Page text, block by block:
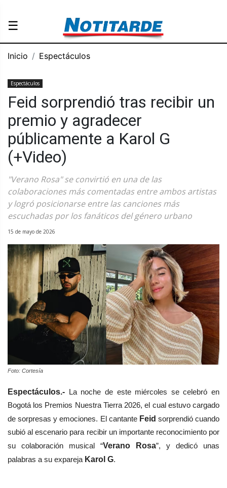
☰
Inicio Espectáculos
Espectáculos
Feid sorprendió tras recibir un
premio y agradecer
públicamente a Karol G
(+Video)
"Verano Rosa" se convirtió en una de las
colaboraciones más comentadas entre ambos artistas
y logró posicionarse entre las canciones más
escuchadas por los fanáticos del género urbano
15 de mayo de 2026
Foto: Cortesía
Espectáculos.- La noche de este miércoles se celebró en
Bogotá los Premios Nuestra Tierra 2026, el cual estuvo cargado
de sorpresas y emociones. El cantanteFeid sorprendió cuando
subió al escenario para recibir un importante reconocimiento por
su colaboración musical “Verano Rosa”, y dedicó unas
palabras a su expareja Karol G.